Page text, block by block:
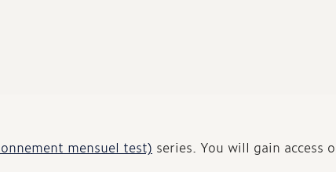
mensuel test) series. You will gain access